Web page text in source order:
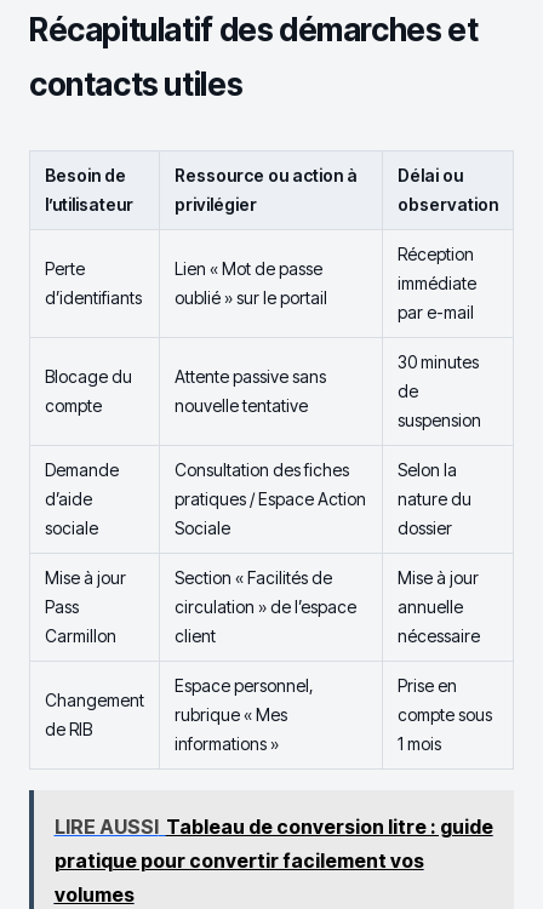
Récapitulatif des démarches et
contacts utiles
Besoin de
l’utilisateur
Ressource ou action à
privilégier
Délai ou
observation
Perte
d’identifiants
Lien « Mot de passe
oublié » sur le portail
Réception
immédiate
par e-mail
Blocage du
compte
Attente passive sans
nouvelle tentative
30 minutes
de
suspension
Demande
d’aide
sociale
Consultation des fiches
pratiques / Espace Action
Sociale
Selon la
nature du
dossier
Mise à jour
Pass
Carmillon
Section « Facilités de
circulation » de l’espace
client
Mise à jour
annuelle
nécessaire
Changement
de RIB
Espace personnel,
rubrique « Mes
informations »
Prise en
compte sous
1 mois
LIRE AUSSI Tableau de conversion litre : guide
pratique pour convertir facilement vos
volumes